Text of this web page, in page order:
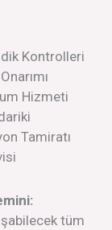
Kontrolleri
Hizmeti
Tamiratı
tüm